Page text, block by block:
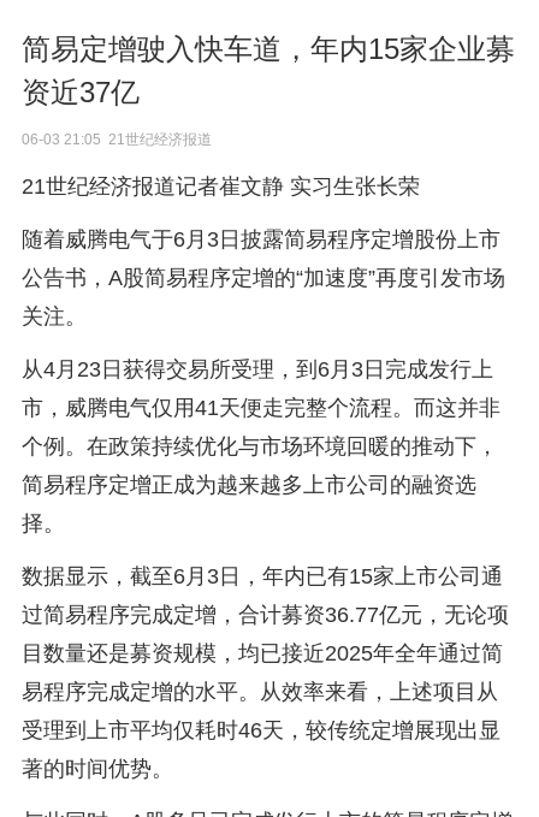
简易定增驶入快车道，年内15家企业募
资近37亿
06-03 21:05 21世纪经济报道
21世纪经济报道记者崔文静 实习生张长荣
随着威腾电气于6月3日披露简易程序定增股份上市
公告书，A股简易程序定增的“加速度”再度引发市场
关注。
从4月23日获得交易所受理，到6月3日完成发行上
市，威腾电气仅用41天便走完整个流程。而这并非
个例。在政策持续优化与市场环境回暖的推动下，
简易程序定增正成为越来越多上市公司的融资选
择。
数据显示，截至6月3日，年内已有15家上市公司通
过简易程序完成定增，合计募资36.77亿元，无论项
目数量还是募资规模，均已接近2025年全年通过简
易程序完成定增的水平。从效率来看，上述项目从
受理到上市平均仅耗时46天，较传统定增展现出显
著的时间优势。